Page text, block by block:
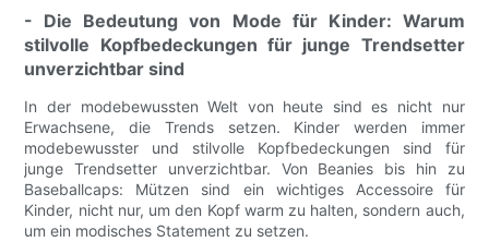
- Die Bedeutung von Mode für Kinder: Warum
stilvolle Kopfbedeckungen für junge Trendsetter
unverzichtbar sind
In der modebewussten Welt von heute sind es nicht nur
Erwachsene, die Trends setzen. Kinder werden immer
modebewusster und stilvolle Kopfbedeckungen sind für
junge Trendsetter unverzichtbar. Von Beanies bis hin zu
Baseballcaps: Mützen sind ein wichtiges Accessoire für
Kinder, nicht nur, um den Kopf warm zu halten, sondern auch,
um ein modisches Statement zu setzen.